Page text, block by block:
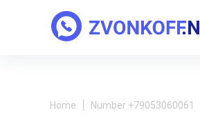
Home Number +79053060061